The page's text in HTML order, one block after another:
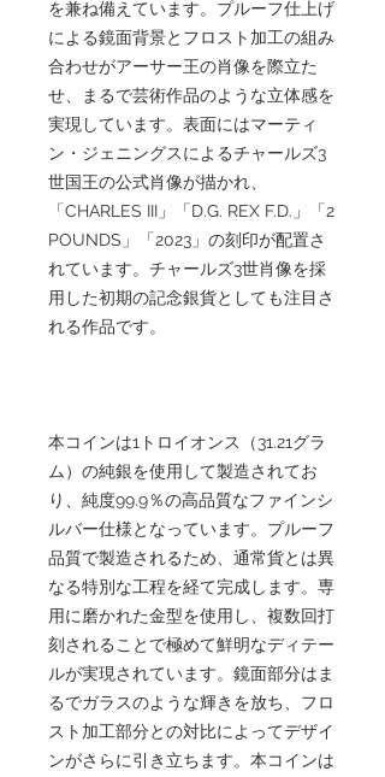
を兼ね備えています。プルーフ仕上げ
による鏡面背景とフロスト加工の組み
合わせがアーサー王の肖像を際立た
せ、まるで芸術作品のような立体感を
実現しています。表面にはマーティ
ン・ジェニングスによるチャールズ3
世国王の公式肖像が描かれ、
「CHARLES III」「D.G. REX F.D.」「2
POUNDS」「2023」の刻印が配置さ
れています。チャールズ3世肖像を採
用した初期の記念銀貨としても注目さ
れる作品です。
本コインは1トロイオンス（31.21グラ
ム）の純銀を使用して製造されてお
り、純度99.9％の高品質なファインシ
ルバー仕様となっています。プルーフ
品質で製造されるため、通常貨とは異
なる特別な工程を経て完成します。専
用に磨かれた金型を使用し、複数回打
刻されることで極めて鮮明なディテー
ルが実現されています。鏡面部分はま
るでガラスのような輝きを放ち、フロ
スト加工部分との対比によってデザイ
ンがさらに引き立ちます。本コインは